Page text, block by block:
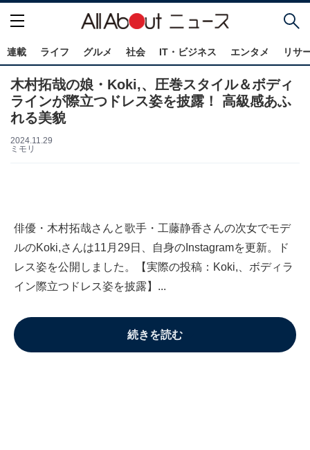
連載 ライフ グルメ 社会 IT・ビジネス エンタメ リサ
木村拓哉の娘・Koki,、圧巻スタイル＆ボディ
ラインが際立つドレス姿を披露！ 高級感あふ
れる美貌
2024.11.29
ミモリ
俳優・木村拓哉さんと歌手・工藤静香さんの次女でモデ
ルのKoki,さんは11月29日、自身のInstagramを更新。ド
レス姿を公開しました。【実際の投稿：Koki,、ボディラ
イン際立つドレス姿を披露】...
続きを読む